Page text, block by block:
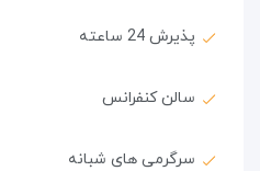
پذیرش 24 ساعته
سالن کنفرانس
سرگرمی های شبانه